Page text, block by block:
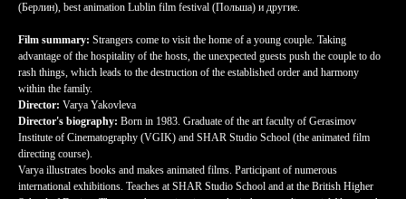
(Берлин), best animation Lublin film festival (Польша) и другие.
Film summary: Strangers come to visit the home of a young couple. Taking
advantage of the hospitality of the hosts, the unexpected guests push the couple to do
rash things, which leads to the destruction of the established order and harmony
within the family.
Director: Varya Yakovleva
Director's biography: Born in 1983. Graduate of the art faculty of Gerasimov
Institute of Cinematography (VGIK) and SHAR Studio School (the animated film
directing course).
Varya illustrates books and makes animated films. Participant of numerous
international exhibitions. Teaches at SHAR Studio School and at the British Higher